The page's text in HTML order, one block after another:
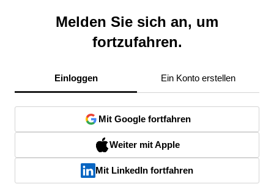
Melden Sie sich an, um
fortzufahren.
Einloggen Ein Konto erstellen
Mit Google fortfahren
Weiter mit Apple
Mit LinkedIn fortfahren